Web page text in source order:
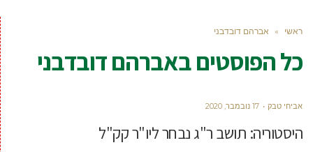
ראשי » אברהם דובדבני
כל הפוסטים באברהם דובדבני
אביחי טבק 17 נובמבר, 2020
היסטוריה: תושב ר"ג נבחר ליו"ר קק"ל